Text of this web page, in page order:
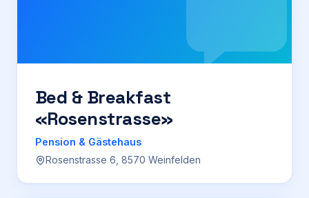
Für Firmen
Login
Bed & Breakfast
«Rosenstrasse»
Pension & Gästehaus
Rosenstrasse 6, 8570 Weinfelden